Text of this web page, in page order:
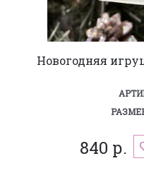
Новогодняя
840 р.